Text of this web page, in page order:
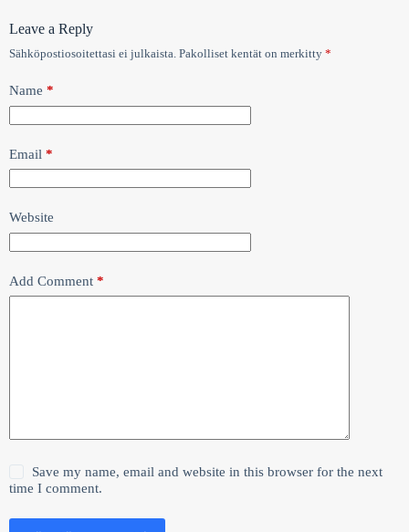
Leave a Reply
Sähköpostiosoitettasi ei julkaista. Pakolliset kentät on merkitty *
Name *
Email *
Website
Add Comment *
Save my name, email and website in this browser for the next
time I comment.